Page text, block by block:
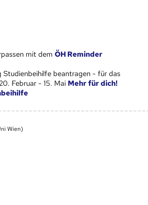
mit dem ÖH Reminder
Studienbeihilfe beantragen - für das
Februar - 15. Mai Mehr für dich!
Wien)